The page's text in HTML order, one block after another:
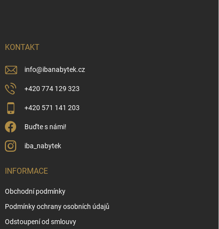
KONTAKT
info@ibanabytek.cz
+420 774 129 323
+420 571 141 203
Buďte s námi!
iba_nabytek
INFORMACE
Obchodní podmínky
Podmínky ochrany osobních údajů
Odstoupení od smlouvy